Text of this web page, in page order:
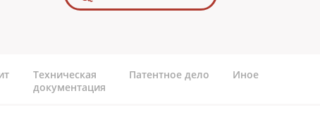
Техническая
документация
Патентное дело Иное